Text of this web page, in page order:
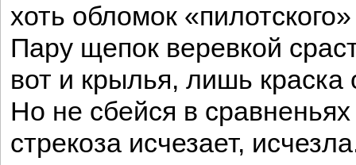
хоть обломок
Пару щепок веревкой
вот и крылья, лишь краска
Но не сбейся в сравненьях
стрекоза исчезает,